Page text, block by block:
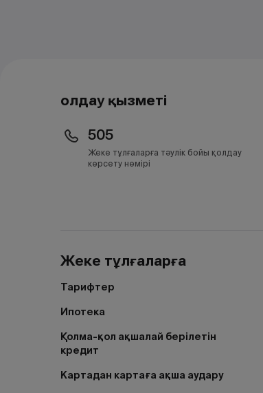
Қолдау қызметі
505
Жеке тұлғаларға тәулік бойы қолдау
көрсету нөмірі
Жеке тұлғаларға
Тарифтер
Ипотека
Қолма-қол ақшалай берілетін
кредит
Картадан картаға ақша аудару